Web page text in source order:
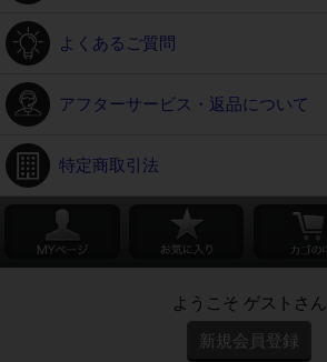
よくあるご質問
アフターサービス・返品について
特定商取引法
ようこそ ゲストさん
新規会員登録